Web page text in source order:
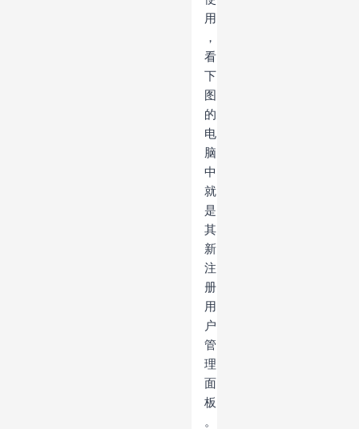
用
，
看
下
图
的
电
脑
中
就
是
其
新
注
册
用
户
管
理
面
板
。